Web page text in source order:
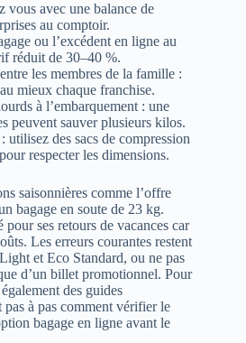
vous avec une balance de
au comptoir.
ou l’excédent en ligne au
réduit de 30–40 %.
les membres de la famille :
mieux chaque franchise.
à l’embarquement : une
peuvent sauver plusieurs kilos.
des sacs de compression
respecter les dimensions.
saisonnières comme l’offre
bagage en soute de 23 kg.
ses retours de vacances car
Les erreurs courantes restent
et Eco Standard, ou ne pas
d’un billet promotionnel. Pour
des guides
à pas comment vérifier le
bagage en ligne avant le